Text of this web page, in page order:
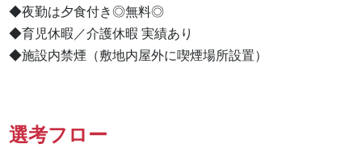
◆夜勤は夕食付き◎無料◎
◆育児休暇／介護休暇 実績あり
◆施設内禁煙（敷地内屋外に喫煙場所設置）
選考フロー